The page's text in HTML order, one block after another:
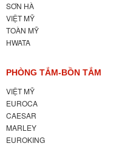
SƠN HÀ
VIỆT MỸ
TOÀN MỸ
HWATA
PHÒNG TẮM-BỒN TẮM
VIỆT MỸ
EUROCA
CAESAR
MARLEY
EUROKING